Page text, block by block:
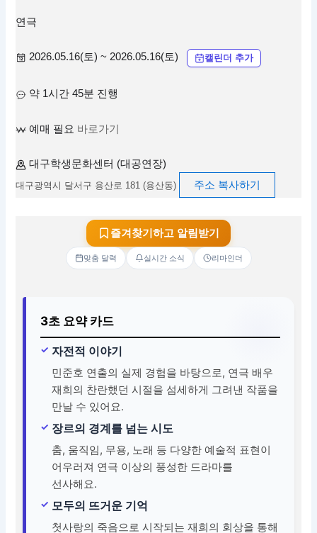
연극
2026.05.16(토) ~ 2026.05.16(토) 캘린더 추가
약 1시간 45분 진행
예매 필요 바로가기
대구학생문화센터 (대공연장)
대구광역시 달서구 용산로 181 (용산동) 주소 복사하기
즐겨찾기하고 알림받기
맞춤 달력 실시간 소식 리마인더
3초 요약 카드
자전적 이야기
민준호 연출의 실제 경험을 바탕으로, 연극 배우
재희의 찬란했던 시절을 섬세하게 그려낸 작품을
만날 수 있어요.
장르의 경계를 넘는 시도
춤, 움직임, 무용, 노래 등 다양한 예술적 표현이
어우러져 연극 이상의 풍성한 드라마를
선사해요.
모두의 뜨거운 기억
첫사랑의 죽음으로 시작되는 재희의 회상을 통해